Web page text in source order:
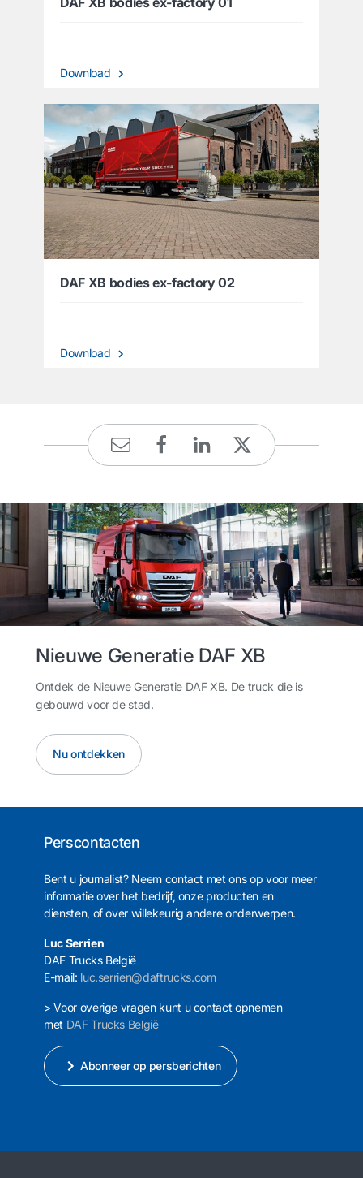
Download
DAF XB bodies ex-factory 02
Download
Nieuwe Generatie DAF XB
Ontdek de Nieuwe Generatie DAF XB. De truck die is
gebouwd voor de stad.
Nu ontdekken
Perscontacten
Bent u journalist? Neem contact met ons op voor meer
informatie over het bedrijf, onze producten en
diensten, of over willekeurig andere onderwerpen.
Luc Serrien
DAF Trucks België
E-mail: luc.serrien@daftrucks.com
> Voor overige vragen kunt u contact opnemen
met DAF Trucks België
Abonneer op persberichten